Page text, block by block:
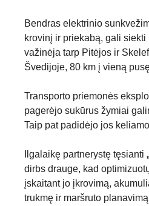
Bendras elektrinio
krovinį ir priekabą, gali siekti
važinėja tarp Pitėjos ir
Švedijoje, 80 km į vieną
Transporto priemonės
pagerėjo sukūrus žymiai
Taip pat padidėjo jos
Ilgalaikę partnerystę tęsianti
dirbs drauge, kad
įskaitant jo įkrovimą,
trukmę ir maršruto